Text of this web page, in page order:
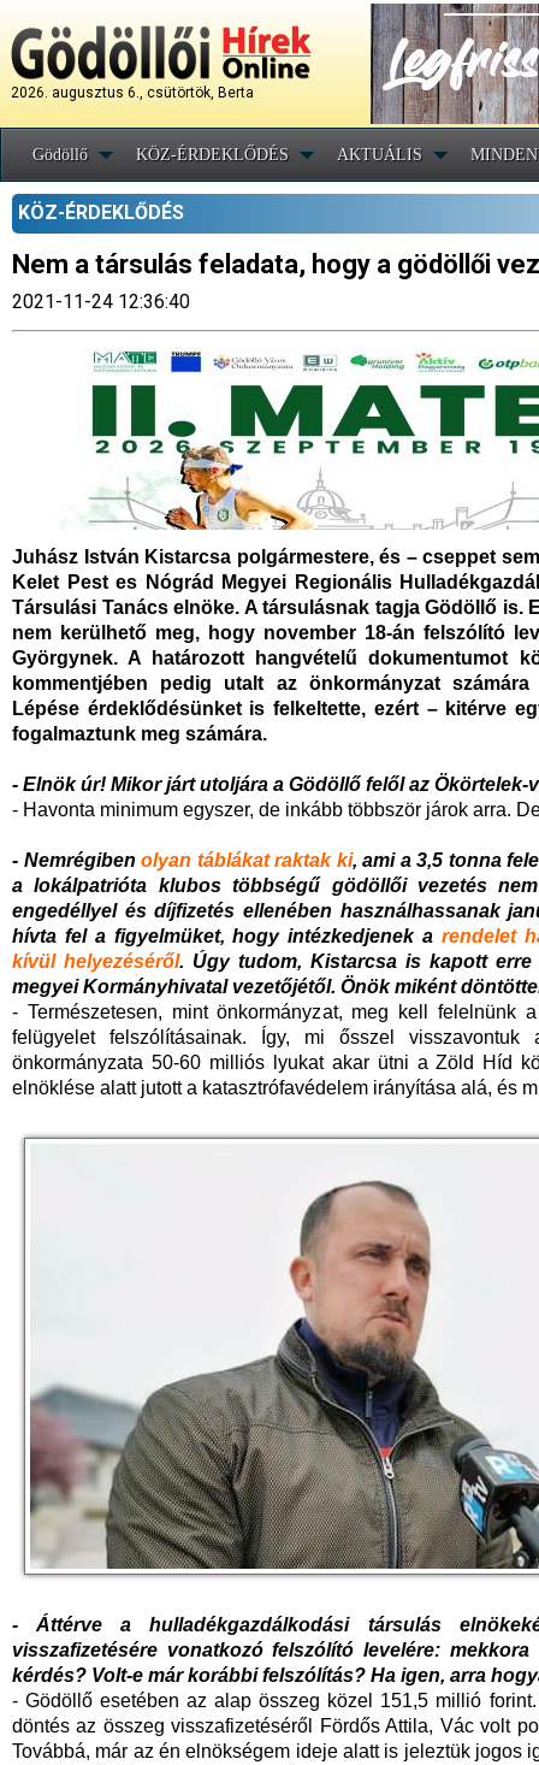
2026. augusztus 6., csütörtök, Berta
Gödöllő KÖZ-ÉRDEKLŐDÉS AKTUÁLIS
KÖZ-ÉRDEKLŐDÉS
Nem a társulás feladata, hogy a gödöllői
2021-11-24 12:36:40
Juhász István Kistarcsa polgármestere, és – cseppet
Kelet Pest es Nógrád Megyei Regionális
Társulási Tanács elnöke. A társulásnak tagja Gödöllő is.
nem kerülhető meg, hogy november 18-án felszólító
Györgynek. A határozott hangvételű dokumentumot
kommentjében pedig utalt az önkormányzat
Lépése érdeklődésünket is felkeltette, ezért – kitérve
fogalmaztunk meg számára.
- Elnök úr! Mikor járt utoljára a Gödöllő felől az
- Havonta minimum egyszer, de inkább többször járok arra.
- Nemrégibenolyan táblákat raktak ki, ami a 3,5 tonna
a lokálpatrióta klubos többségű gödöllői vezetés
engedéllyel és díjfizetés ellenében használhassanak
hívta fel a figyelmüket, hogy intézkedjenek a rendelet
kívül helyezéséről. Úgy tudom, Kistarcsa is kapott
megyei Kormányhivatal vezetőjétől. Önök miként
- Természetesen, mint önkormányzat, meg kell felelnünk
felügyelet felszólításainak. Így, mi ősszel
önkormányzata 50-60 milliós lyukat akar ütni a Zöld Híd
elnöklése alatt jutott a katasztrófavédelem irányítása alá, és
- Áttérve a hulladékgazdálkodási társulás
visszafizetésére vonatkozó felszólító levelére:
kérdés? Volt-e már korábbi felszólítás? Ha igen, arra
- Gödöllő esetében az alap összeg közel 151,5 millió
döntés az összeg visszafizetéséről Fördős Attila, Vác volt
Továbbá, már az én elnökségem ideje alatt is jeleztük jogos